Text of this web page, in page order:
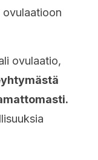
ovulaatioon
ovulaatio,